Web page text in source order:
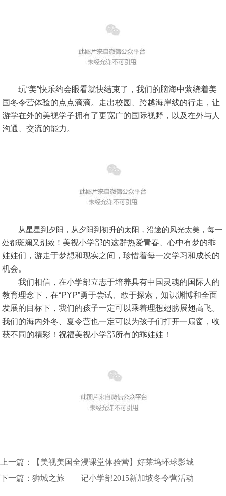
玩“美”快乐约会眼看就快结束了，我们的脑海中萦绕着美
国冬令营体验的点点滴滴。走出校园、跨越海岸线的行走，让
游学在外的美视学子拥有了更宽广的国际视野，以及在外与人
沟通、交流的能力。
从星星到夕阳，从夕阳到初升的太阳，沿途的风光太美，每一
处都斑斓又别致！ 美视小学部的这群热爱青春、心中有梦的乖
娃娃们，游走于梦想和现实之间，珍惜着每一次学习和成长的
机会。
我们相信，在小学部立志于培养具有中国灵魂的国际人的
教育理念下，在“PYP”勇于尝试、敢于探索，知识渊博和全面
发展的目标下，我们的孩子一定可以乘着理想翅膀展翅高飞。
我们的海内外冬、夏令营也一定可以为孩子们打开一扇窗，收
获不同的精彩！祝福美视小学部所有的乖娃娃！
上一篇：
【美视美国全浸课堂体验营】好莱坞环球影城
下一篇： 狮城之旅——记小学部2015新加坡冬令营活动